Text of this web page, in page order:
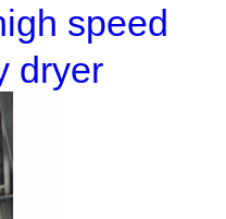
speed
dryer